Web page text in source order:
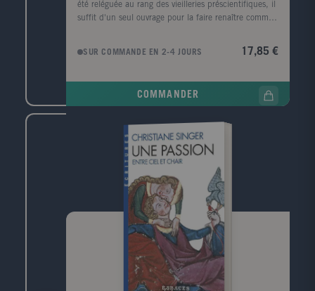
été reléguée au rang des vieilleries préscientifiques, il
suffit d'un seul ouvrage pour la faire renaître comme
cathédrales, signé d'un certain Fulcanelli. Dans ce
texte unique en son genre, l'auteur se livre à une
grandes cathédrales de France, en particulier Notre-
extraordinairement convaincante, comment ce
langage pictural inscrit dans la pierre constitue en
réalité une initiation complète aux opérations
alchimiques les plus poussées. Ce livre est l'un des
très grands classiques de l'ésotérisme contemporain,
mais aussi un puissant témoignage de la richesse et
de la complexité de notre patrimoine culturel, du
Moyen Âge jusqu'au temps présent. Fulcanelli, d'une
manière ou d'une autre, est toujours vivant et son
enseignement nous interpelle, que l'on adhère ou
non à l'alchimie.
SUR COMMANDE EN 2-4 JOURS 17,85 €
COMMANDER